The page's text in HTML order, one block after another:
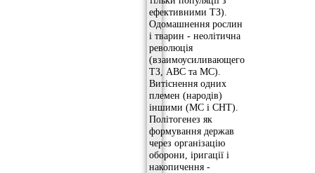
ефективними ТЗ).
Одомашнення рослин
і тварин - неолітична
революція
(взаимоусиливающего
ТЗ, АВС та МС).
Витіснення одних
племен (народів)
іншими (МС і СНТ).
Політогенез як
формування держав
через організацію
оборони, іригації і
накопичення -